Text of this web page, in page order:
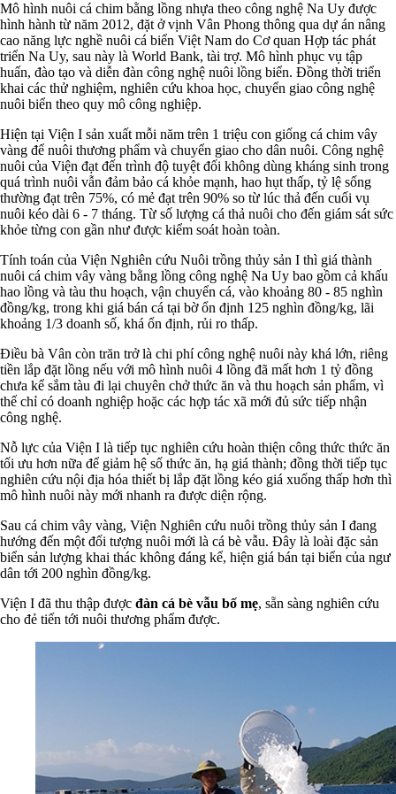
Mô hình nuôi cá chim bằng lồng nhựa theo công nghệ Na Uy được
hình hành từ năm 2012, đặt ở vịnh Vân Phong thông qua dự án nâng
cao năng lực nghề nuôi cá biển Việt Nam do Cơ quan Hợp tác phát
triển Na Uy, sau này là World Bank, tài trợ. Mô hình phục vụ tập
huấn, đào tạo và diễn đàn công nghệ nuôi lồng biển. Đồng thời triển
khai các thử nghiệm, nghiên cứu khoa học, chuyển giao công nghệ
nuôi biển theo quy mô công nghiệp.
Hiện tại Viện I sản xuất mỗi năm trên 1 triệu con giống cá chim vây
vàng để nuôi thương phẩm và chuyển giao cho dân nuôi. Công nghệ
nuôi của Viện đạt đến trình độ tuyệt đối không dùng kháng sinh trong
quá trình nuôi vẫn đảm bảo cá khỏe mạnh, hao hụt thấp, tỷ lệ sống
thường đạt trên 75%, có mẻ đạt trên 90% so từ lúc thả đến cuối vụ
nuôi kéo dài 6 - 7 tháng. Từ số lượng cá thả nuôi cho đến giám sát sức
khỏe từng con gần như được kiểm soát hoàn toàn.
Tính toán của Viện Nghiên cứu Nuôi trồng thủy sản I thì giá thành
nuôi cá chim vây vàng bằng lồng công nghệ Na Uy bao gồm cả khấu
hao lồng và tàu thu hoạch, vận chuyển cá, vào khoảng 80 - 85 nghìn
đồng/kg, trong khi giá bán cá tại bờ ổn định 125 nghìn đồng/kg, lãi
khoảng 1/3 doanh số, khá ổn định, rủi ro thấp.
Điều bà Vân còn trăn trở là chi phí công nghệ nuôi này khá lớn, riêng
tiền lắp đặt lồng nếu với mô hình nuôi 4 lồng đã mất hơn 1 tỷ đồng
chưa kể sắm tàu đi lại chuyên chở thức ăn và thu hoạch sản phẩm, vì
thế chỉ có doanh nghiệp hoặc các hợp tác xã mới đủ sức tiếp nhận
công nghệ.
Nỗ lực của Viện I là tiếp tục nghiên cứu hoàn thiện công thức thức ăn
tối ưu hơn nữa để giảm hệ số thức ăn, hạ giá thành; đồng thời tiếp tục
nghiên cứu nội địa hóa thiết bị lắp đặt lồng kéo giá xuống thấp hơn thì
mô hình nuôi này mới nhanh ra được diện rộng.
Sau cá chim vây vàng, Viện Nghiên cứu nuôi trồng thủy sản I đang
hướng đến một đối tượng nuôi mới là cá bè vẫu. Đây là loài đặc sản
biển sản lượng khai thác không đáng kể, hiện giá bán tại biển của ngư
dân tới 200 nghìn đồng/kg.
Viện I đã thu thập được đàn cá bè vẫu bố mẹ, sẵn sàng nghiên cứu
cho đẻ tiến tới nuôi thương phẩm được.